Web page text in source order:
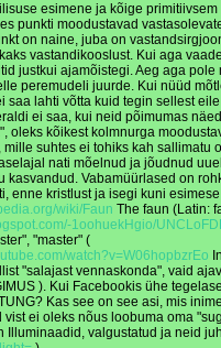
esimene ja kõige
punkti moodustavad
on naine, juba on
vastandikooslust. Kui aga
justkui ajamõistegi. Aeg aga pole
peremudeli juurde. Kui nüüd
saa lahti võtta kuid tegin sellest
ei saa, kui neid põimumas
oleks kõikest kolmnurga
mille suhtes ei tohiks kah
nati mõelnud ja jõudnud
kasvandud. Vabamüürlased on
enne kristlust ja isegi kuni
wiki/Faun The faun (Latin:
1oohuekHgio/
"master" (
watch?v=W06hopbzrEo
"salajast vennaskonda", vaid
). Kui Facebookis ühe
Kas see on see asi, mis
vist ei oleks nõus loobuma oma
Illuminaadid, valgustatud ja neid